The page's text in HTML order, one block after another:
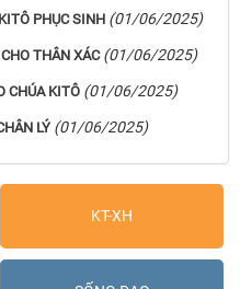
PHỤC SINH (01/06/2025)
THÂN XÁC (01/06/2025)
CHÚA KITÔ (01/06/2025)
LÝ (01/06/2025)
KT-XH